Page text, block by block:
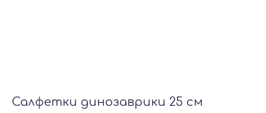
Салфетки динозаврики 25 см